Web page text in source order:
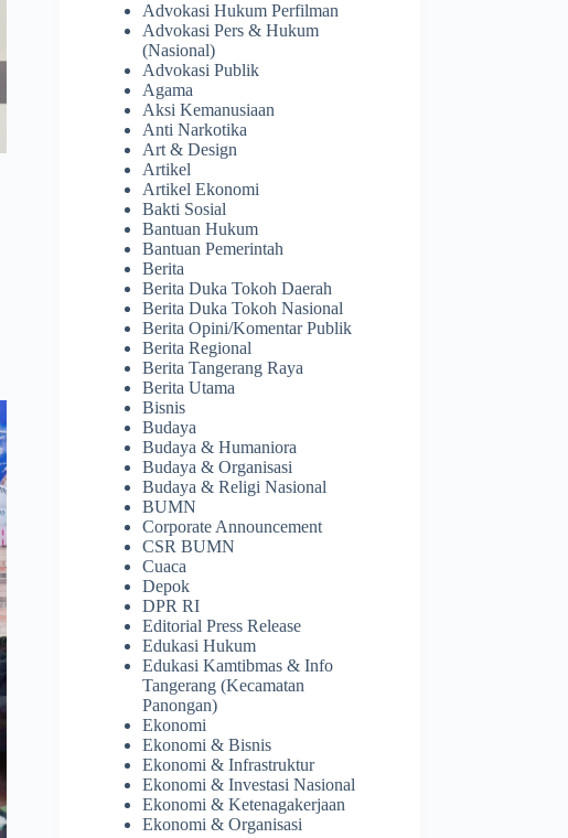
Advokasi Hukum Perfilman
Advokasi Pers & Hukum
(Nasional)
Advokasi Publik
Agama
Aksi Kemanusiaan
Anti Narkotika
Art & Design
Artikel
Artikel Ekonomi
Bakti Sosial
Bantuan Hukum
Bantuan Pemerintah
Berita
Berita Duka Tokoh Daerah
Berita Duka Tokoh Nasional
Berita Opini/Komentar Publik
Berita Regional
Berita Tangerang Raya
Berita Utama
Bisnis
Budaya
Budaya & Humaniora
Budaya & Organisasi
Budaya & Religi Nasional
BUMN
Corporate Announcement
CSR BUMN
Cuaca
Depok
DPR RI
Editorial Press Release
Edukasi Hukum
Edukasi Kamtibmas & Info
Tangerang (Kecamatan
Panongan)
Ekonomi
Ekonomi & Bisnis
Ekonomi & Infrastruktur
Ekonomi & Investasi Nasional
Ekonomi & Ketenagakerjaan
Ekonomi & Organisasi